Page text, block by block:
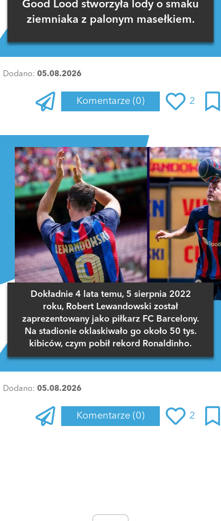
Good Lood stworzyła lody o smaku
ziemniaka z palonym masełkiem.
Dodano: 05.08.2026
Komentarze (0) 2
Dokładnie 4 lata temu, 5 sierpnia 2022
roku, Robert Lewandowski został
zaprezentowany jako piłkarz FC Barcelony.
Na stadionie oklaskiwało go około 50 tys.
kibiców, czym pobił rekord Ronaldinho.
Dodano: 05.08.2026
Komentarze (0) 2